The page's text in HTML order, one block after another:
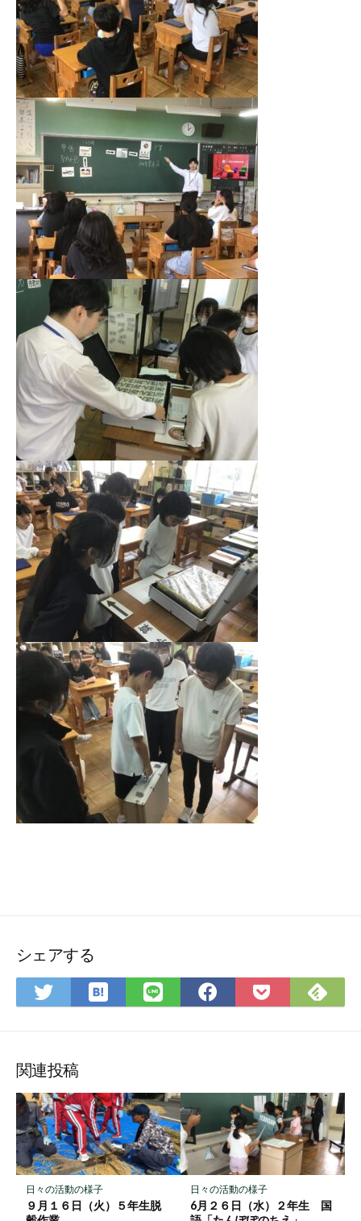
シェアする
Twitter
ェ
ア
は
ッ
ク
マ
ー
ク
に
保
LINE
ア
Facebook
ア
Pocket
Feedly
関連投稿
日々の活動の様子
９月１６日（火）５年生脱
日々の活動の様子
6月２６日（水）２年生 国